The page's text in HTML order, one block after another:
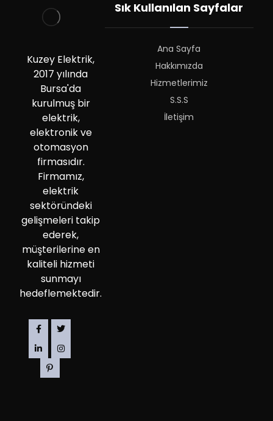
Kuzey Elektrik,
2017 yılında
Bursa'da
kurulmuş bir
elektrik,
elektronik ve
otomasyon
firmasıdır.
Firmamız,
elektrik
sektöründeki
gelişmeleri takip
ederek,
müşterilerine en
kaliteli hizmeti
sunmayı
hedeflemektedir.
Sık Kullanılan Sayfalar
Ana Sayfa
Hakkımızda
Hizmetlerimiz
S.S.S
İletişim